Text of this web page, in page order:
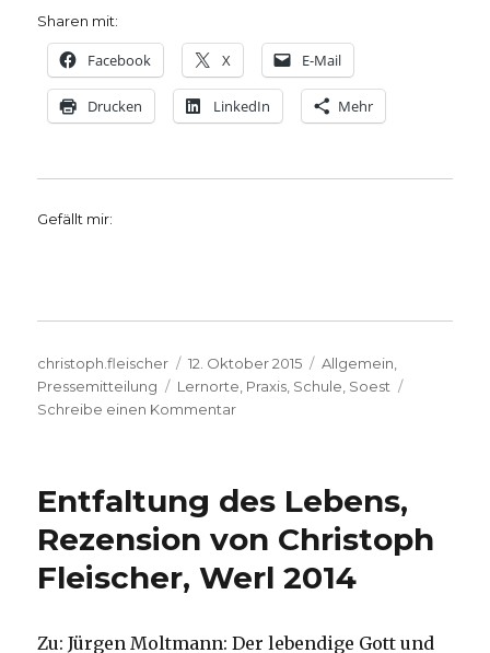
Sharen mit:
Facebook X E-Mail
Drucken LinkedIn Mehr
Gefällt mir:
Autor
christoph.fleischer
Veröffentlicht
am
12. Oktober 2015 Kategorien
Allgemein
Pressemitteilung
Schlagwörter
Lernorte Praxis Schule Soest
Schreibe einen Kommentarzu
–
Pressemeldung
Kreis
Soest
Entfaltung des Lebens,
Rezension von Christoph
Fleischer, Werl 2014
Zu: Jürgen Moltmann: Der lebendige Gott und